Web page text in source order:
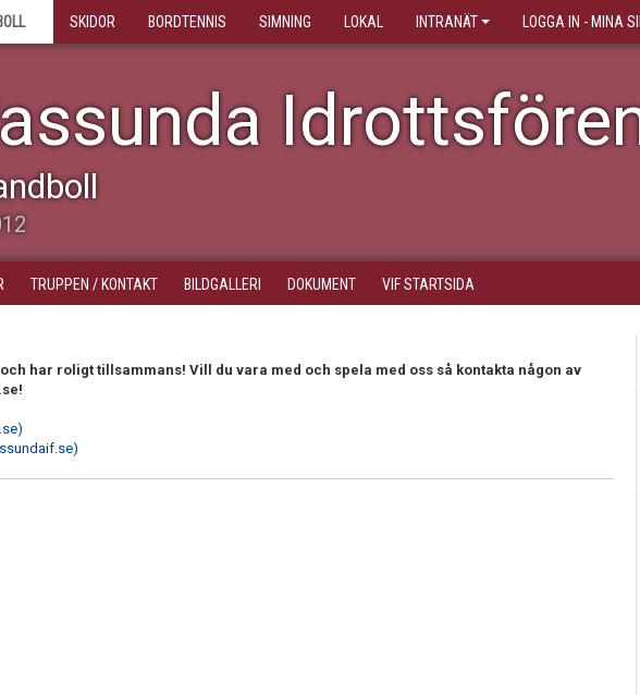
SKIDOR BORDTENNIS SIMNING LOKAL INTRANÄT LOGGA IN - MINA
TRUPPEN / KONTAKT BILDGALLERI DOKUMENT VIF STARTSIDA
har roligt tillsammans! Vill du vara med och spela med oss så kontakta någon av